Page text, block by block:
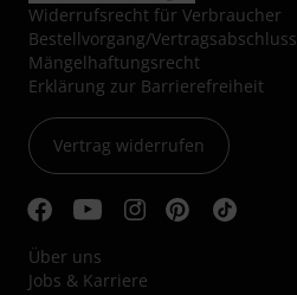
Widerrufsrecht für Verbraucher
Bestellvorgang/Vertragsabschluss
Mängelhaftungsrecht
Erklärung zur Barrierefreiheit
Vertrag widerrufen
Über uns
Jobs & Karriere